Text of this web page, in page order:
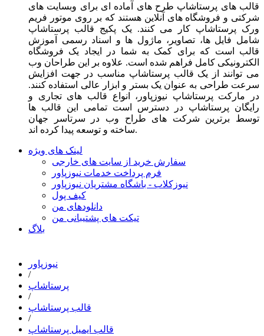
قالب های پرستاشاپ طرح های آماده ای برای وبسایت های
شرکتی و فروشگاه های آنلاین هستند که بر روی موتور فریم
ورک پرستاشاپ کار می کنند. یک پکیج قالب پرستاشاپ
شامل فایل ها، تصاویر، ماژول ها و اسناد رسمی آموزش
قالب است که برای کمک به شما در ایجاد یک فروشگاه
الکترونیکی کامل فراهم شده است. علاوه بر این طراحان وب
می توانند از یک قالب پرستاشاپ مناسب در جهت افزایش
سرعت طراحی به عنوان یک بستر و ابزار عالی استفاده کنند.
در مارکت پرستاشاپ نیوزپاور، انواع قالب های تجاری و
رایگان پرستاشاپ در دسترس است تمامی این قالب ها
توسط برترین شرکت های طراح وب در سرتاسر جهان
ساخته و توسعه پیدا کرده اند.
لینک های ویژه
سفارش خرید از سایت های خارجی
فرم پرداخت خدمات نیوزپاور
نیوزکلاب - باشگاه مشتریان نیوزپاور
کیف پول
دانلودهای من
تیکت های پشتیبانی من
بلاگ
نیوزپاور
/
پرستاشاپ
/
قالب پرستاشاپ
/
قالب ایمیل پرستاشاپ